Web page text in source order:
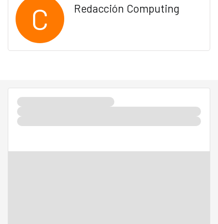
C Redacción Computing